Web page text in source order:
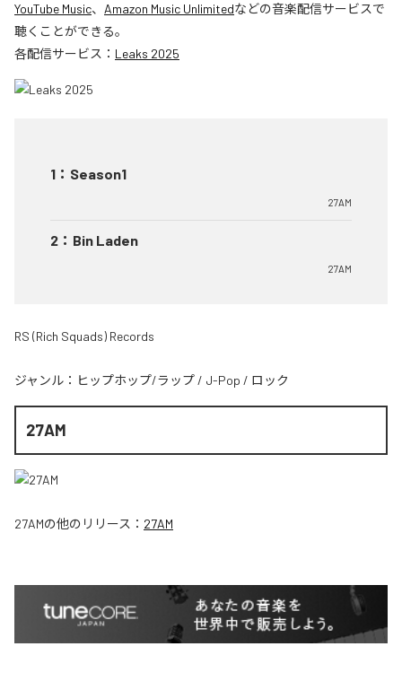
YouTube Music、 Amazon Music Unlimitedなどの音楽配信サービスで
聴くことができる。
各配信サービス： Leaks 2025
1 ： Season1
27AM
2 ： Bin Laden
27AM
RS (Rich Squads) Records
ジャンル： ヒップホップ/ラップ / J-Pop / ロック
27AM
27AMの他のリリース： 27AM